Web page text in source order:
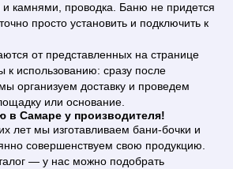
и камнями, проводка. Баню не придется
просто установить и подключить к
от представленных на странице
к использованию: сразу после
организуем доставку и проведем
или основание.
в Самаре у производителя!
лет мы изготавливаем бани-бочки и
совершенствуем свою продукцию.
— у нас можно подобрать